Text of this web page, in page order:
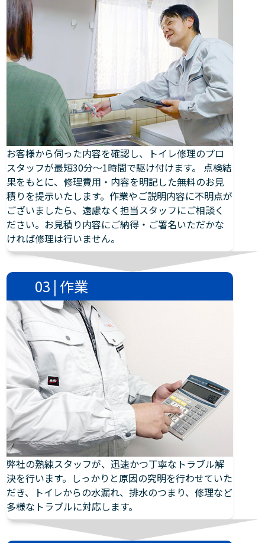
お客様から伺った内容を確認し、トイレ修理のプロ
スタッフが最短30分～1時間で駆け付けます。 点検結
果をもとに、修理費用・内容を明記した無料のお見
積りを提示いたします。作業やご説明内容に不明点が
ございましたら、遠慮なく担当スタッフにご相談く
ださい。お見積り内容にご納得・ご署名いただかな
ければ修理は行いません。
03 | 作業
弊社の熟練スタッフが、迅速かつ丁寧なトラブル解
決を行います。しっかりと原因の究明を行わせていた
だき、トイレからの水漏れ、排水のつまり、修理など
多様なトラブルに対応します。